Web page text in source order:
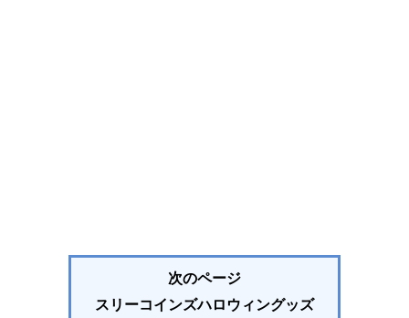
次のページ
スリーコインズハロウィングッズ